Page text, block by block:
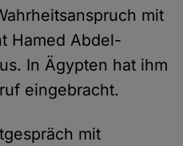
mit
Hamed Abdel-
In Ägypten hat ihm
eingebracht.
mit